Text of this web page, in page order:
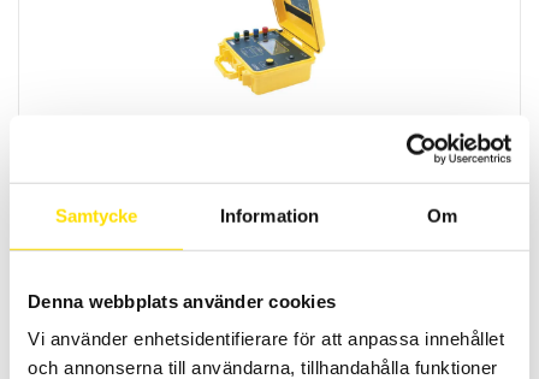
Samtycke Information Om
Denna webbplats använder cookies
Vi använder enhetsidentifierare för att anpassa innehållet
och annonserna till användarna, tillhandahålla funktioner
Lättanvända 1-tangents jordbryggor för nysättning- och
12,490.00kr 21,690.00krPrisintervall:
till
LÄS MER